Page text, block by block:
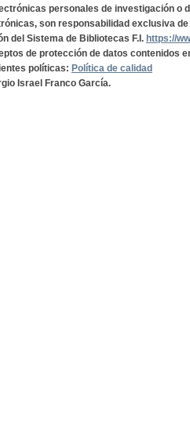
personales de investigación o
son responsabilidad exclusiva
del Sistema de Bibliotecas F.I. https://
de protección de datos contenidos
políticas: Política de calidad
Israel Franco García.